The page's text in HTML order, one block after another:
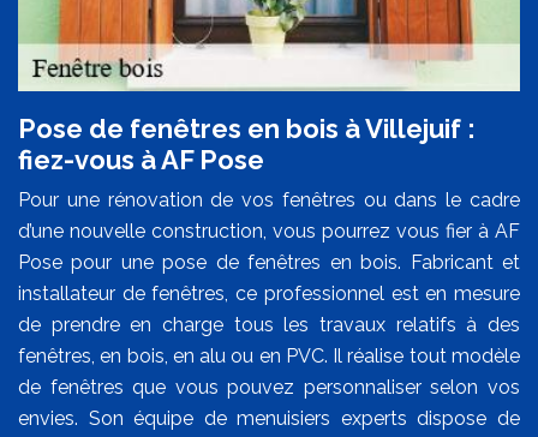
Pose de fenêtres en bois à Villejuif :
fiez-vous à AF Pose
Pour une rénovation de vos fenêtres ou dans le cadre
d’une nouvelle construction, vous pourrez vous fier à AF
Pose pour une pose de fenêtres en bois. Fabricant et
installateur de fenêtres, ce professionnel est en mesure
de prendre en charge tous les travaux relatifs à des
fenêtres, en bois, en alu ou en PVC. Il réalise tout modèle
de fenêtres que vous pouvez personnaliser selon vos
envies. Son équipe de menuisiers experts dispose de